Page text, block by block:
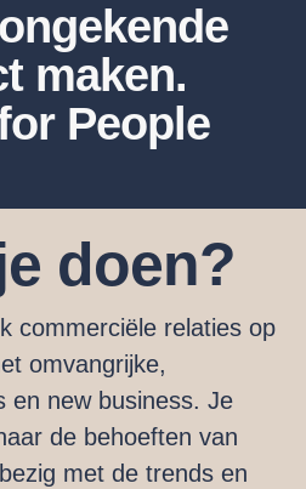
maken.
People
doen?
commerciële relaties op
omvangrijke,
en new business. Je
de behoeften van
met de trends en